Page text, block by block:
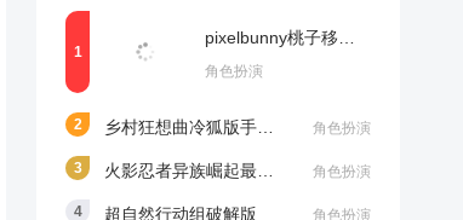
角色扮演
角色扮演
角色扮演
超自然行动组破解版 角色扮演